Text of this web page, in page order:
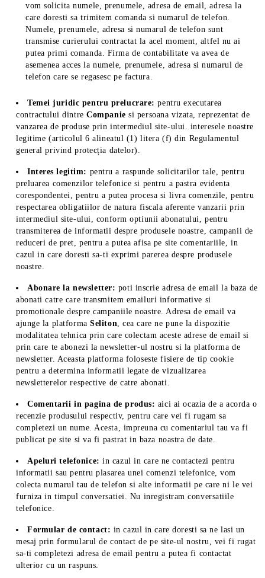
vom solicita numele, prenumele, adresa de email, adresa la
care doresti sa trimitem comanda si numarul de telefon.
Numele, prenumele, adresa si numarul de telefon sunt
transmise curierului contractat la acel moment, altfel nu ai
putea primi comanda. Firma de contabilitate va avea de
asemenea acces la numele, prenumele, adresa si numarul de
telefon care se regasesc pe factura.
Temei juridic pentru prelucrare: pentru executarea
contractului dintreCompaniesi persoana vizata, reprezentat de
vanzarea de produse prin intermediul site-ului. interesele noastre
legitime (articolul 6 alineatul (1) litera (f) din Regulamentul
general privind protecția datelor).
Interes legitim: pentru a raspunde solicitarilor tale, pentru
preluarea comenzilor telefonice si pentru a pastra evidenta
corespondentei, pentru a putea procesa si livra comenzile, pentru
respectarea obligatiilor de natura fiscala aferente vanzarii prin
intermediul site-ului, conform optiunii abonatului, pentru
transmiterea de informatii despre produsele noastre, campanii de
reduceri de pret, pentru a putea afisa pe site comentariile, in
cazul in care doresti sa-ti exprimi parerea despre produsele
noastre.
Abonare la newsletter: poti inscrie adresa de email la baza de
abonati catre care transmitem emailuri informative si
promotionale despre campaniile noastre. Adresa de email va
ajunge la platformaSeliton, cea care ne pune la dispozitie
modalitatea tehnica prin care colectam aceste adrese de email si
prin care te abonezi la newsletter-ul nostru si la platforma de
newsletter. Aceasta platforma foloseste fisiere de tip cookie
pentru a determina informatii legate de vizualizarea
newsletterelor respective de catre abonati.
Comentarii in pagina de produs: aici ai ocazia de a acorda o
recenzie produsului respectiv, pentru care vei fi rugam sa
completezi un nume. Acesta, impreuna cu comentariul tau va fi
publicat pe site si va fi pastrat in baza noastra de date.
Apeluri telefonice:in cazul in care ne contactezi pentru
informatii sau pentru plasarea unei comenzi telefonice, vom
colecta numarul tau de telefon si alte informatii pe care ni le vei
furniza in timpul conversatiei. Nu inregistram conversatiile
telefonice.
Formular de contact: in cazul in care doresti sa ne lasi un
mesaj prin formularul de contact de pe site-ul nostru, vei fi rugat
sa-ti completezi adresa de email pentru a putea fi contactat
ulterior cu un raspuns.